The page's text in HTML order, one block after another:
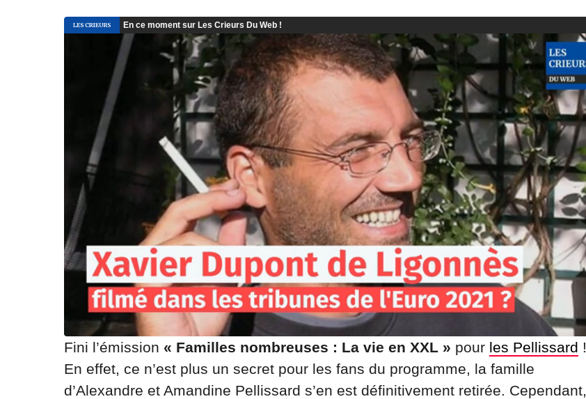
Fini l’émission « Familles nombreuses : La vie en XXL » pour les Pellissard !
En effet, ce n’est plus un secret pour les fans du programme, la famille
d’Alexandre et Amandine Pellissard s’en est définitivement retirée. Cependant,